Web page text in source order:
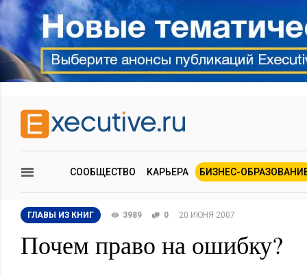
СООБЩЕСТВО КАРЬЕРА БИЗНЕС-
ГЛАВЫ ИЗ КНИГ 3989 0 20 ИЮНЯ 2007
Почем право на ошибку?